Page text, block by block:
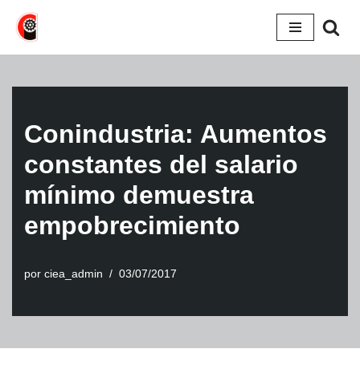
Saltar
Conindustria: Aumentos
constantes del salario
mínimo demuestra
empobrecimiento
por ciea_admin 03/07/2017